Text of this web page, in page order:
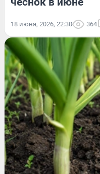
18 июня, 2026, 22:30 364